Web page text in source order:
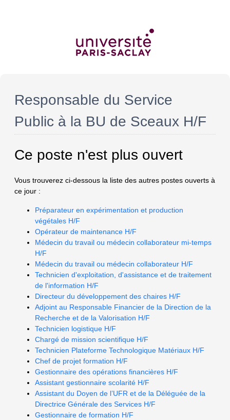
Responsable du Service
Public à la BU de Sceaux H/F
Ce poste n'est plus ouvert
Vous trouverez ci-dessous la liste des autres postes ouverts à
ce jour :
Préparateur en expérimentation et production
végétales H/F
Opérateur de maintenance H/F
Médecin du travail ou médecin collaborateur mi-temps
H/F
Médecin du travail ou médecin collaborateur H/F
Technicien d'exploitation, d'assistance et de traitement
de l'information H/F
Directeur du développement des chaires H/F
Adjoint au Responsable Financier de la Direction de la
Recherche et de la Valorisation H/F
Technicien logistique H/F
Chargé de mission scientifique H/F
Technicien Plateforme Technologique Matériaux H/F
Chef de projet formation H/F
Gestionnaire des opérations financières H/F
Assistant gestionnaire scolarité H/F
Assistant du Doyen de l’UFR et de la Déléguée de la
Directrice Générale des Services H/F
Gestionnaire de formation H/F